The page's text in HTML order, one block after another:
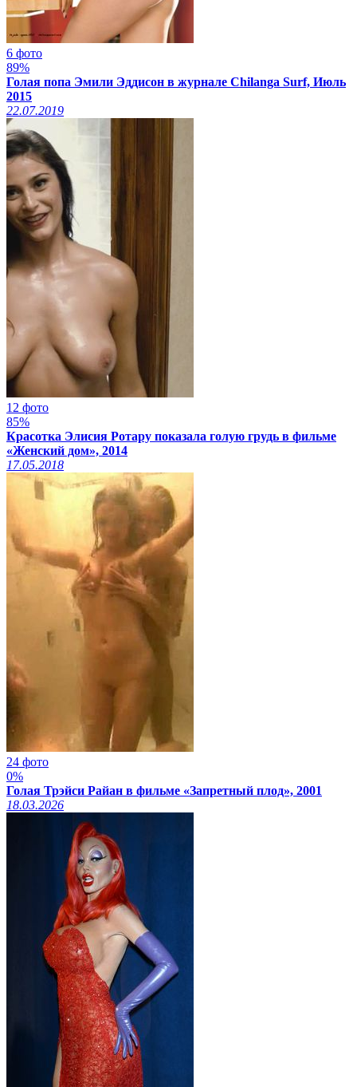
6 фото
89%
Голая попа Эмили Эддисон в журнале Chilanga Surf, Июль
2015
22.07.2019
12 фото
85%
Красотка Элисия Ротару показала голую грудь в фильме
«Женский дом», 2014
17.05.2018
24 фото
0%
Голая Трэйси Райан в фильме «Запретный плод», 2001
18.03.2026